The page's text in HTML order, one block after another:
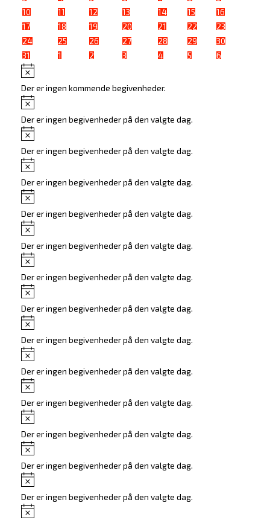
begivenhederbegivenhederbegivenhederbegivenhederbegivenhederbegivenhederbegivenheder
0
begivenheder
10 0
begivenheder
11 0
begivenheder
12 0
begivenheder
13 0
begivenheder
14 0
begivenheder
15 0
begivenheder
16
0
begivenheder
17 0
begivenheder
18 0
begivenheder
19 0
begivenheder
20 0
begivenheder
21 0
begivenheder
22 0
begivenheder
23
0
begivenheder
24 0
begivenheder
25 0
begivenheder
26 0
begivenheder
27 0
begivenheder
28 0
begivenheder
29 0
begivenheder
30
0
begivenheder
31 0
begivenheder
1 0
begivenheder
2 0
begivenheder
3 0
begivenheder
4 0
begivenheder
5 0
begivenheder
6
Notice
Der er ingen kommende begivenheder.
Notice
Der er ingen begivenheder på den valgte dag.
Notice
Der er ingen begivenheder på den valgte dag.
Notice
Der er ingen begivenheder på den valgte dag.
Notice
Der er ingen begivenheder på den valgte dag.
Notice
Der er ingen begivenheder på den valgte dag.
Notice
Der er ingen begivenheder på den valgte dag.
Notice
Der er ingen begivenheder på den valgte dag.
Notice
Der er ingen begivenheder på den valgte dag.
Notice
Der er ingen begivenheder på den valgte dag.
Notice
Der er ingen begivenheder på den valgte dag.
Notice
Der er ingen begivenheder på den valgte dag.
Notice
Der er ingen begivenheder på den valgte dag.
Notice
Der er ingen begivenheder på den valgte dag.
Notice